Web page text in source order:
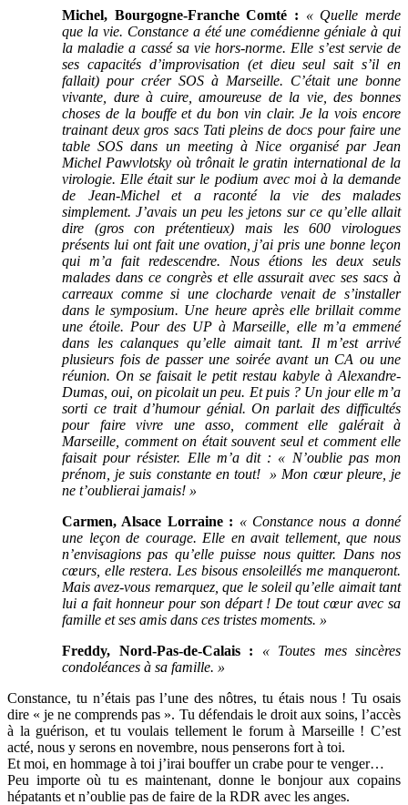
Michel, Bourgogne-Franche Comté : « Quelle merde
que la vie. Constance a été une comédienne géniale à qui
la maladie a cassé sa vie hors-norme. Elle s’est servie de
ses capacités d’improvisation (et dieu seul sait s’il en
fallait) pour créer SOS à Marseille. C’était une bonne
vivante, dure à cuire, amoureuse de la vie, des bonnes
choses de la bouffe et du bon vin clair. Je la vois encore
trainant deux gros sacs Tati pleins de docs pour faire une
table SOS dans un meeting à Nice organisé par Jean
Michel Pawvlotsky où trônait le gratin international de la
virologie. Elle était sur le podium avec moi à la demande
de Jean-Michel et a raconté la vie des malades
simplement. J’avais un peu les jetons sur ce qu’elle allait
dire (gros con prétentieux) mais les 600 virologues
présents lui ont fait une ovation, j’ai pris une bonne leçon
qui m’a fait redescendre. Nous étions les deux seuls
malades dans ce congrès et elle assurait avec ses sacs à
carreaux comme si une clocharde venait de s’installer
dans le symposium. Une heure après elle brillait comme
une étoile. Pour des UP à Marseille, elle m’a emmené
dans les calanques qu’elle aimait tant. Il m’est arrivé
plusieurs fois de passer une soirée avant un CA ou une
réunion. On se faisait le petit restau kabyle à Alexandre-
Dumas, oui, on picolait un peu. Et puis ? Un jour elle m’a
sorti ce trait d’humour génial. On parlait des difficultés
pour faire vivre une asso, comment elle galérait à
Marseille, comment on était souvent seul et comment elle
faisait pour résister. Elle m’a dit : « N’oublie pas mon
prénom, je suis constante en tout! » Mon cœur pleure, je
ne t’oublierai jamais! »
Carmen, Alsace Lorraine : « Constance nous a donné
une leçon de courage. Elle en avait tellement, que nous
n’envisagions pas qu’elle puisse nous quitter. Dans nos
cœurs, elle restera. Les bisous ensoleillés me manqueront.
Mais avez-vous remarquez, que le soleil qu’elle aimait tant
lui a fait honneur pour son départ ! De tout cœur avec sa
famille et ses amis dans ces tristes moments. »
Freddy, Nord-Pas-de-Calais :
« Toutes mes sincères
condoléances à sa famille. »
Constance, tu n’étais pas l’une des nôtres, tu étais nous ! Tu osais
dire « je ne comprends pas ». Tu défendais le droit aux soins, l’accès
à la guérison, et tu voulais tellement le forum à Marseille ! C’est
acté, nous y serons en novembre, nous penserons fort à toi.
Et moi, en hommage à toi j’irai bouffer un crabe pour te venger…
Peu importe où tu es maintenant, donne le bonjour aux copains
hépatants et n’oublie pas de faire de la RDR avec les anges.